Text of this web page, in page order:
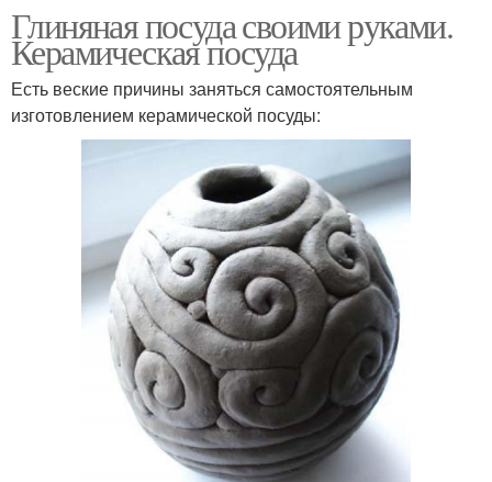
Глиняная посуда своими руками.
Керамическая посуда
Есть веские причины заняться самостоятельным
изготовлением керамической посуды: